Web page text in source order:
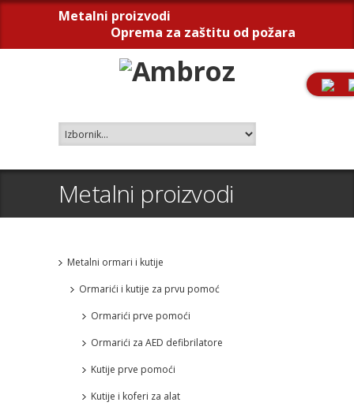
Metalni proizvodi
Oprema za zaštitu od požara
Metalni proizvodi
Metalni ormari i kutije
Ormarići i kutije za prvu pomoć
Ormarići prve pomoći
Ormarići za AED defibrilatore
Kutije prve pomoći
Kutije i koferi za alat